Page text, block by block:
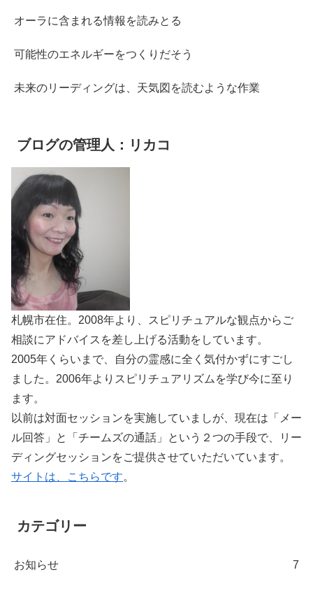
オーラに含まれる情報を読みとる
可能性のエネルギーをつくりだそう
未来のリーディングは、天気図を読むような作業
ブログの管理人：リカコ
札幌市在住。2008年より、スピリチュアルな観点からご
相談にアドバイスを差し上げる活動をしています。
2005年くらいまで、自分の霊感に全く気付かずにすごし
ました。2006年よりスピリチュアリズムを学び今に至り
ます。
以前は対面セッションを実施していましが、現在は「メー
ル回答」と「チームズの通話」という２つの手段で、リー
ディングセッションをご提供させていただいています。
サイトは、こちらです。
カテゴリー
お知らせ 7